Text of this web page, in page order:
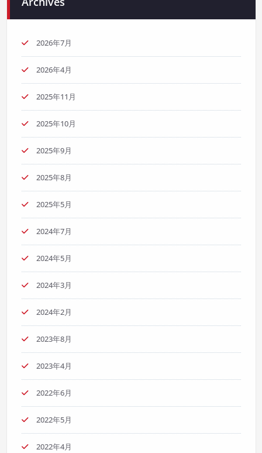
2026年7月
2026年4月
2025年11月
2025年10月
2025年9月
2025年8月
2025年5月
2024年7月
2024年5月
2024年3月
2024年2月
2023年8月
2023年4月
2022年6月
2022年5月
2022年4月